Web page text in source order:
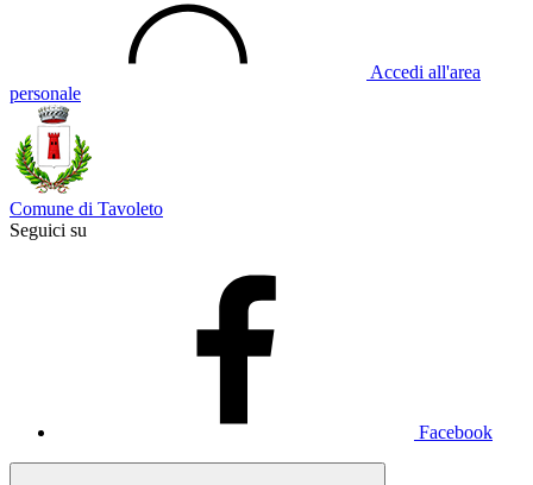
Accedi all'area
personale
Comune di Tavoleto
Seguici su
Facebook